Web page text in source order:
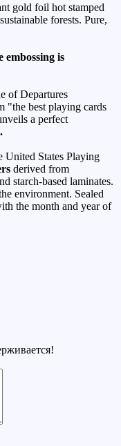
gold foil hot stamped
forests. Pure,
is
of Departures
"the best playing cards
a perfect
United States Playing
derived from
starch-based laminates.
environment. Sealed
the month and year of